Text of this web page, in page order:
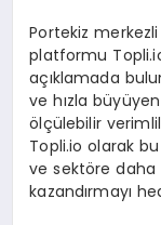
Portekiz
platformu
açıklamada
ve hızla
ölçülebilir
Topli.io olarak
ve sektöre daha
kazandırmayı